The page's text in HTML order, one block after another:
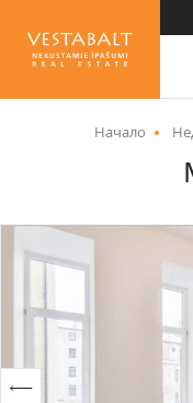
НОВОСТИ
НЕДВИЖИМОСТЬ
УСЛУГИ
Начало